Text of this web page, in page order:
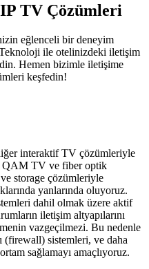
TV Çözümleri
eğlenceli bir deneyim
Teknoloji ile otelinizdeki iletişim
Hemen bizimle iletişime
keşfedin!
interaktif TV çözümleriyle
QAM TV ve fiber optik
storage çözümleriyle
yanlarında oluyoruz.
dahil olmak üzere aktif
iletişim altyapılarını
vazgeçilmezi. Bu nedenle
sistemleri, ve daha
sağlamayı amaçlıyoruz.